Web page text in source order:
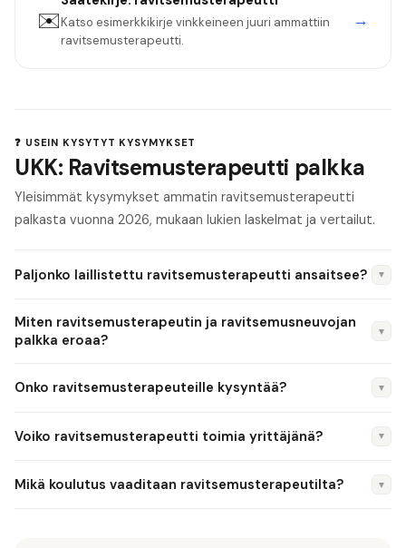
✉️Katso esimerkkikirje vinkkeineen juuri ammattiin
ravitsemusterapeutti.
→
❓ USEIN KYSYTYT KYSYMYKSET
UKK: Ravitsemusterapeutti palkka
Yleisimmät kysymykset ammatin ravitsemusterapeutti
palkasta vuonna 2026, mukaan lukien laskelmat ja vertailut.
Paljonko laillistettu ravitsemusterapeutti ansaitsee? ▼
€/kk sektorista ja kokemuksesta riippuen. Julkisella sektorilla
Miten ravitsemusterapeutin ja ravitsemusneuvojan
palkka eroaa?
▼
ansaitsee tyypillisesti 300–800 €/kk enemmän kuin
terveydenhuollossa ja saada Kela-korvauksia.
Onko ravitsemusterapeuteille kysyntää? ▼
Erityisesti diabeteksen, ylipainon ja syömishäiriöiden hoitoon
kohtalainen julkisella sektorilla.
Voiko ravitsemusterapeutti toimia yrittäjänä? ▼
130 €/h. Kelan korvaaman ravitsemusterapian kautta
Mikä koulutus vaaditaan ravitsemusterapeutilta? ▼